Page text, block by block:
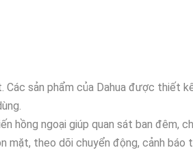
sản phẩm của Dahua được thiết
hồng ngoại giúp quan sát ban đêm,
mặt, theo dõi chuyển động, cảnh báo